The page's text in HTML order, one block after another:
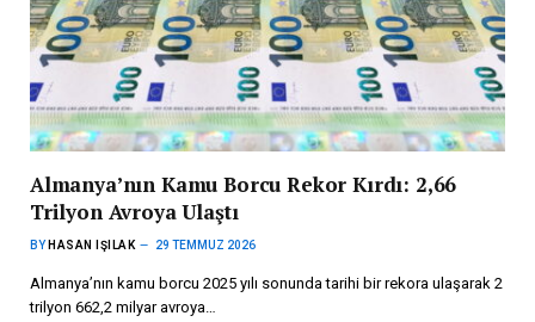
Almanya’nın Kamu Borcu Rekor Kırdı: 2,66
Trilyon Avroya Ulaştı
BY HASAN IŞILAK 29 TEMMUZ 2026
Almanya’nın kamu borcu 2025 yılı sonunda tarihi bir rekora ulaşarak 2
trilyon 662,2 milyar avroya…